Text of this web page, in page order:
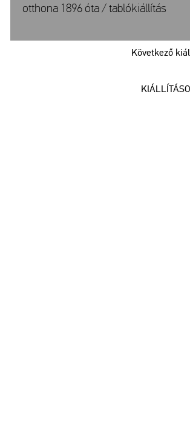
Következő
otthona 1896 óta / tablókiállítás